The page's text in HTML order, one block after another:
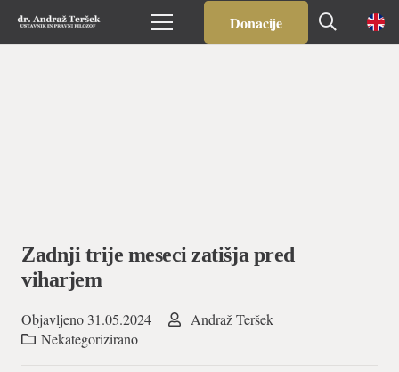
Donacije
Zadnji trije meseci zatišja pred
viharjem
Objavljeno 31.05.2024
Andraž Teršek
Nekategorizirano